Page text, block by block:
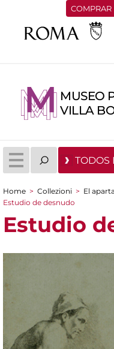
COMPRAR
MUSEO
VILLA
TODOS
You are here
Home > Collezioni > El
Estudio de desnudo
Estudio